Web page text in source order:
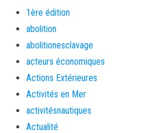
1ère édition
abolition
abolitionesclavage
acteurs économiques
Actions Extérieures
Activités en Mer
activitésnautiques
Actualité